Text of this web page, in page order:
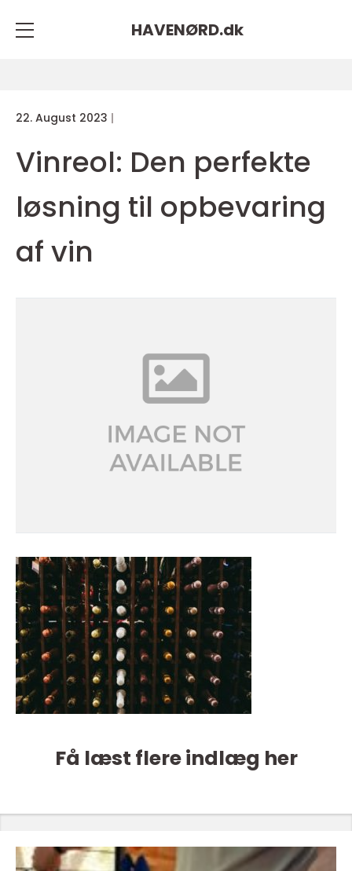
HAVENØRD.dk
22. August 2023
Vinreol: Den perfekte
løsning til opbevaring
af vin
Få læst flere indlæg her